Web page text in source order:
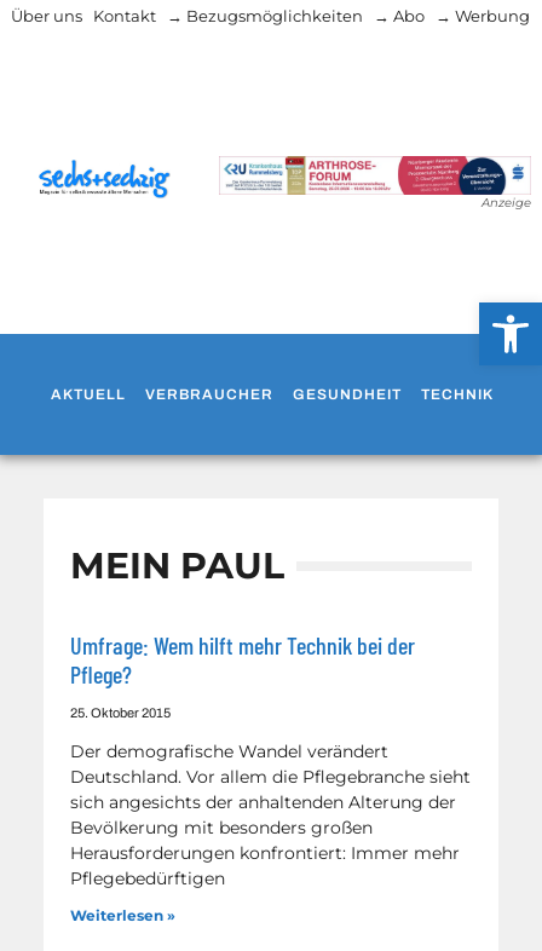
Über uns Kontakt → Bezugsmöglichkeiten → Abo → Werbung
Anzeige
AKTUELL VERBRAUCHER GESUNDHEIT TECHNIK
MEIN PAUL
Umfrage: Wem hilft mehr Technik bei der
Pflege?
25. Oktober 2015
Der demografische Wandel verändert
Deutschland. Vor allem die Pflegebranche sieht
sich angesichts der anhaltenden Alterung der
Bevölkerung mit besonders großen
Herausforderungen konfrontiert: Immer mehr
Pflegebedürftigen
Weiterlesen »